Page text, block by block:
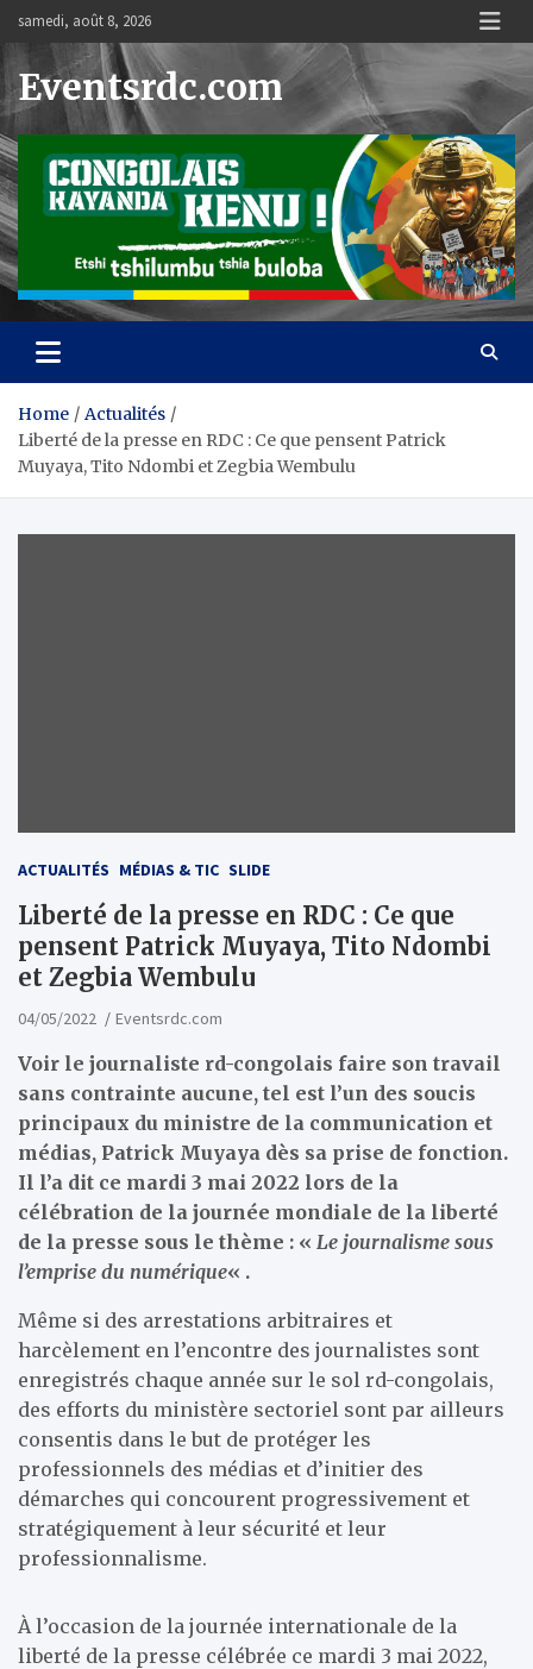
content
samedi, août 8, 2026
Eventsrdc.com
Home
Actualités
Liberté de la presse en RDC : Ce que pensent Patrick
Muyaya, Tito Ndombi et Zegbia Wembulu
ACTUALITÉS MÉDIAS & TIC SLIDE
Liberté de la presse en RDC : Ce que
pensent Patrick Muyaya, Tito Ndombi
et Zegbia Wembulu
04/05/2022 Eventsrdc.com
Voir le journaliste rd-congolais faire son travail
sans contrainte aucune, tel est l’un des soucis
principaux du ministre de la communication et
médias, Patrick Muyaya dès sa prise de fonction.
Il l’a dit ce mardi 3 mai 2022 lors de la
célébration de la journée mondiale de la liberté
de la presse sous le thème : « Le journalisme sous
l’emprise du numérique« .
Même si des arrestations arbitraires et
harcèlement en l’encontre des journalistes sont
enregistrés chaque année sur le sol rd-congolais,
des efforts du ministère sectoriel sont par ailleurs
consentis dans le but de protéger les
professionnels des médias et d’initier des
démarches qui concourent progressivement et
stratégiquement à leur sécurité et leur
professionnalisme.
À l’occasion de la journée internationale de la
liberté de la presse célébrée ce mardi 3 mai 2022,